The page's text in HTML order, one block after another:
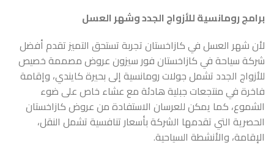
برامج رومانسية للأزواج الجدد وشهر العسل
لأن شهر العسل في كازاخستان تجربة تستحق التميز تقدم أفضل
شركة سياحة في كازاخستان فور سيزون عروض مصممة خصيص
للأزواج الجدد تشمل جولات رومانسية إلى بحيرة كايندي، وإقامة
فاخرة في منتجعات جبلية هادئة مع عشاء خاص على ضوء
الشموع، كما يمكن للعرسان الاستفادة من عروض كازاخستان
الحصرية التي تقدمها الشركة بأسعار تنافسية تشمل النقل،
الإقامة، والأنشطة السياحية.